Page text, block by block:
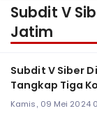
Subdit V
Jatim
Subdit V Siber
Tangkap Tiga
Kamis, 09 Mei 2024